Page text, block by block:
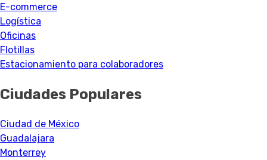
E-commerce
Logística
Oficinas
Flotillas
Estacionamiento para colaboradores
Ciudades Populares
Ciudad de México
Guadalajara
Monterrey